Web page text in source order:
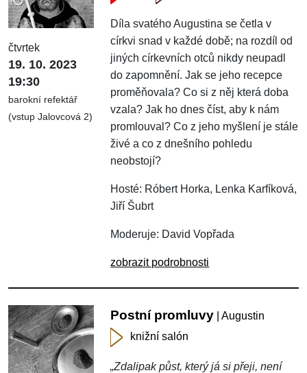
čtvrtek
19. 10. 2023
19:30
barokní refektář
(vstup Jalovcová 2)
Díla svatého Augustina se četla v
církvi snad v každé době; na rozdíl od
jiných církevních otců nikdy neupadl
do zapomnění. Jak se jeho recepce
proměňovala? Co si z něj která doba
vzala? Jak ho dnes číst, aby k nám
promlouval? Co z jeho myšlení je stále
živé a co z dnešního pohledu
neobstojí?
Hosté: Róbert Horka, Lenka Karfíková,
Jiří Šubrt
Moderuje: David Vopřada
zobrazit podrobnosti
Postní promluvy | Augustin
knižní salón
„Zdalipak půst, který já si přeji, není